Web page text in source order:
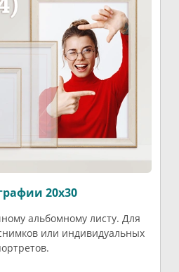
20х30
альбомному листу. Для
или индивидуальных